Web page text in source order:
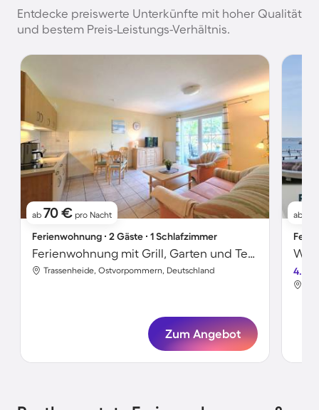
Entdecke preiswerte Unterkünfte mit hoher Qualität
und bestem Preis-Leistungs-Verhältnis.
ab 70 € pro Nacht
Ferienwohnung ∙ 2 Gäste ∙ 1 Schlafzimmer
Ferienwohnung mit Grill, Garten und Terrasse
Trassenheide, Ostvorpommern, Deutschland
Zum Angebot
ab
4.6